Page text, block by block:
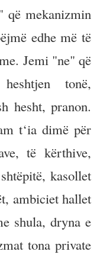
që mekanizmin
edhe më të
Jemi "ne" që
tonë,
hesht, pranon.
t‘ia dimë për
të kërthive,
kasollet
ambiciet hallet
shula, dryna e
tona private